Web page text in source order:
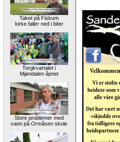
Taket på Fiskum
kirke faller ned i biter
Torgkvartalet i
Mjøndalen åpnet
Store problemer med
vann på Ormåsen skole